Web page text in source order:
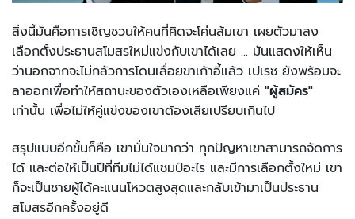
สิ่งนี้มันคือการเชิญชวนให้คนที่คิดจะโค่นล้มเขา เผยตัวมาลง
เลือกตั้งประธานสโมสรใหม่แข่งกับเขาได้เลย ... มันแสดงให้เห็น
ว่านอกจากจะไม่กลัวการโดนเลื่อยขาเก้าอี้แล้ว เปเรซ ยังพร้อมจะ
ลาออกเพื่อทำให้สถานะของตัวเองเหลือเพียงแค่ "ผู้สมัคร"
เท่านั้น เพื่อไม่ให้คู่แข่งของเขาต้องเสียเปรียบเกินไป
สรุปแบบอีกขั้นก็คือ เขามั่นใจมากว่า ทุกปัญหาเขาสามารถจัดการ
ได้ และต่อให้เป็นปีที่ทีมไม่ได้แชมป์อะไร และมีการเลือกตั้งใหม่ เขา
ก็จะเป็นชายผู้ได้คะแนนโหวตสูงสุดและกลับเข้ามาเป็นประธาน
สโมสรอีกครั้งอยู่ดี